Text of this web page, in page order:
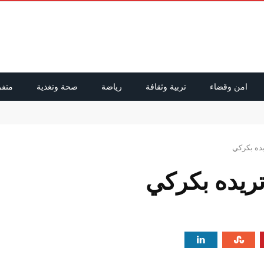
امن وقضاء تربية وثقافة رياضة صحة وتغذية
بكركي
بكركي